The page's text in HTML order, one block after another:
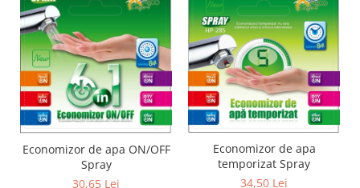
Economizor de apa ON/OFF
Spray
30,65 Lei
Economizor de apa
temporizat Spray
34,50 Lei